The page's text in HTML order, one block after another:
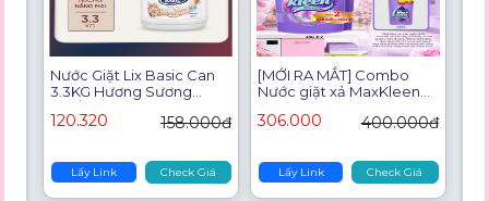
Nước Giặt Lix Basic Can
3.3KG Hương Sương
Dịu Nhẹ
120.320 158.000đ
Lấy Link Check Giá
[MỚI RA MẮT] Combo
Nước giặt xả MaxKleen
3kgx2 – Phiên bản giới
306.000 400.000đ
Lấy Link Check Giá